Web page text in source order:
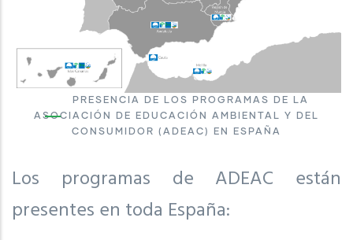
PRESENCIA DE LOS PROGRAMAS DE LA
ASOCIACIÓN DE EDUCACIÓN AMBIENTAL Y DEL
CONSUMIDOR (ADEAC) EN ESPAÑA
Los programas de ADEAC están
presentes en toda España: